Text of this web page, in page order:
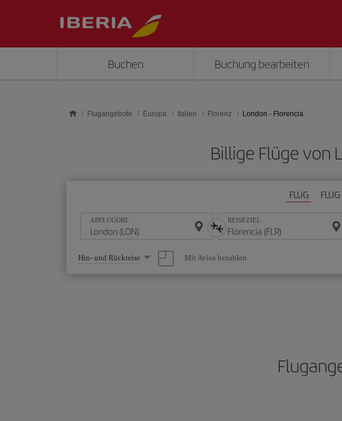
Buchen Buchung bearbeiten
Flugangebote Europa Italien Florenz London - Florencia
Billige Flüge von
FLUG
ABFLUGORT REISEZIEL
Wählen
Sie
eine
Hin- und Rückreise Mit Avios bezahlen